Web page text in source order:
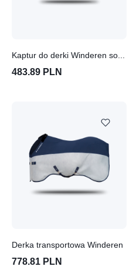
483.89 PLN
Derka transportowa Winderen
778.81 PLN